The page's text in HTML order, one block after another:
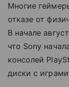
Многие
отказе от
В начале
что Sony
консолей
диски с